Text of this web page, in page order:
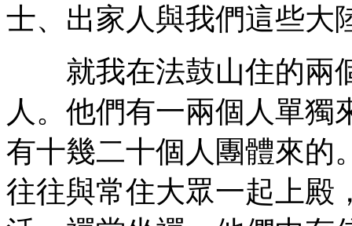
士、出家人與我們這些大
就我在法鼓山住的兩
人。他們有一兩個人單獨
有十幾二十個人團體來的
往往與常住大眾一起上殿